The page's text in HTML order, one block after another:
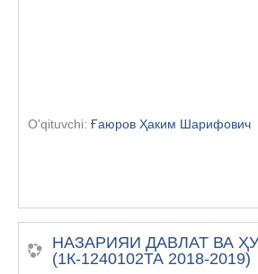
O'qituvchi: Ғаюров Ҳаким Шарифович
НАЗАРИЯИ ДАВЛАТ ВА
(1К-1240102ТА 2018-2019)